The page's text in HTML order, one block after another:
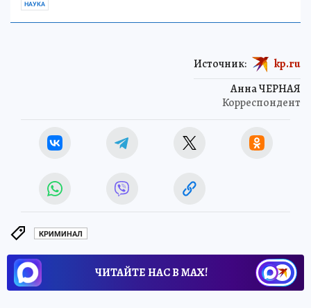
НАУКА
Анна ЧЕРНАЯ
Корреспондент
Источник: kp.ru
КРИМИНАЛ
ЧИТАЙТЕ НАС В МАХ!